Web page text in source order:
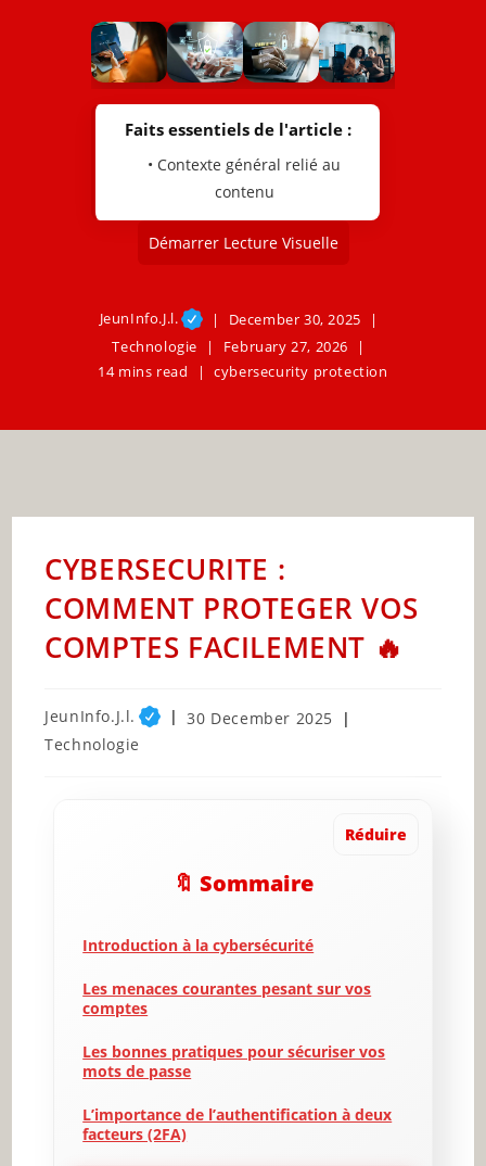
Faits essentiels de l'article :
• Contexte général relié au
contenu
Démarrer Lecture Visuelle
JeunInfo.J.l.
December 30, 2025
Technologie
February 27, 2026
14 mins read
cybersecurity protection
CYBERSECURITE :
COMMENT PROTEGER VOS
COMPTES FACILEMENT 🔥
Post
author:
JeunInfo.J.l.
Post
30 December 2025
Post
Technologie
Réduire
🔖 Sommaire
Introduction à la cybersécurité
Les menaces courantes pesant sur vos
comptes
Les bonnes pratiques pour sécuriser vos
mots de passe
L’importance de l’authentification à deux
facteurs (2FA)